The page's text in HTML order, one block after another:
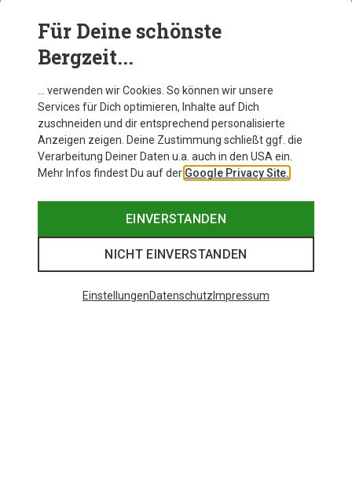
BEKLEIDUNG
Für Deine schönste
Bergzeit...
… verwenden wir Cookies. So können wir unsere
Services für Dich optimieren, Inhalte auf Dich
zuschneiden und dir entsprechend personalisierte
Anzeigen zeigen. Deine Zustimmung schließt ggf. die
Verarbeitung Deiner Daten u.a. auch in den USA ein.
Mehr Infos findest Du auf der Google Privacy Site.
EINVERSTANDEN
NICHT EINVERSTANDEN
EinstellungenDatenschutz Impressum